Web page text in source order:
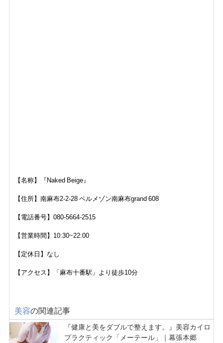
【名称】『Naked Beige』
【住所】南麻布2-2-28 ベルメゾン南麻布grand 608
【電話番号】080-5664-2515
【営業時間】10:30~22:00
【定休日】なし
【アクセス】「麻布十番駅」より徒歩10分
美容の関連記事
『健康と美をダブルで整えます。』美容カイロ
プラクティック「メーテール」｜幕張本郷